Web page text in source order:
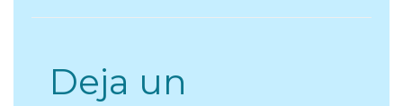
Deja un